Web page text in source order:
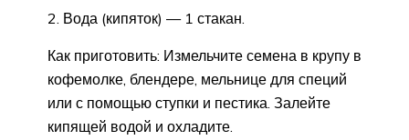
Вода (кипяток) — 1 стакан.
Как приготовить: Измельчите семена в крупу в
кофемолке, блендере, мельнице для специй
или с помощью ступки и пестика. Залейте
кипящей водой и охладите.